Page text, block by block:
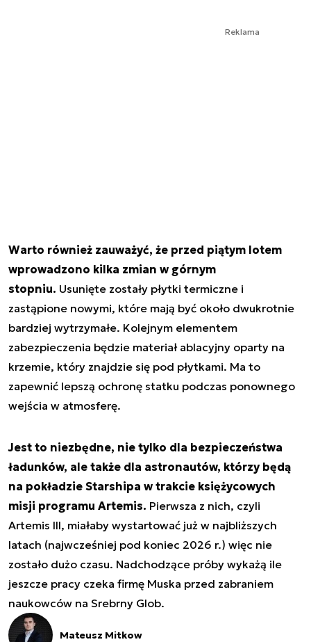
Reklama
Warto również zauważyć, że przed piątym lotem
wprowadzono kilka zmian w górnym
stopniu. Usunięte zostały płytki termiczne i
zastąpione nowymi, które mają być około dwukrotnie
bardziej wytrzymałe. Kolejnym elementem
zabezpieczenia będzie materiał ablacyjny oparty na
krzemie, który znajdzie się pod płytkami. Ma to
zapewnić lepszą ochronę statku podczas ponownego
wejścia w atmosferę.
Jest to niezbędne, nie tylko dla bezpieczeństwa
ładunków, ale także dla astronautów, którzy będą
na pokładzie Starshipa w trakcie księżycowych
misji programu Artemis. Pierwsza z nich, czyli
Artemis III, miałaby wystartować już w najbliższych
latach (najwcześniej pod koniec 2026 r.) więc nie
zostało dużo czasu. Nadchodzące próby wykażą ile
jeszcze pracy czeka firmę Muska przed zabraniem
naukowców na Srebrny Glob.
Mateusz Mitkow